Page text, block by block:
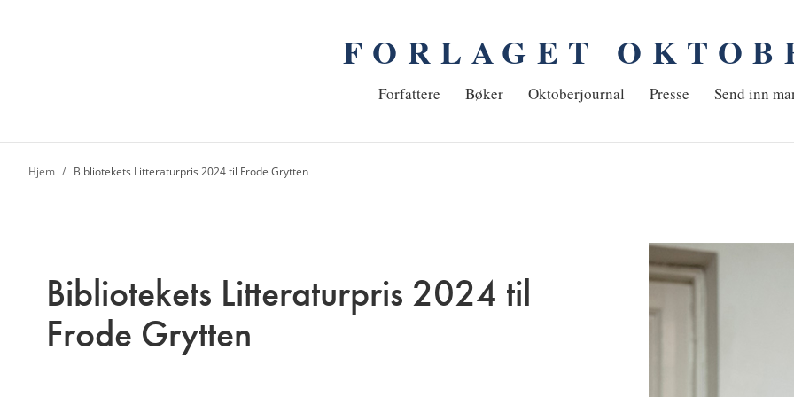
FORLAGET
Hjem
Forfattere Bøker Oktoberjournal Presse Send inn
Hjem Bibliotekets Litteraturpris 2024 til Frode Grytten
Bibliotekets Litteraturpris 2024 til
Frode Grytten